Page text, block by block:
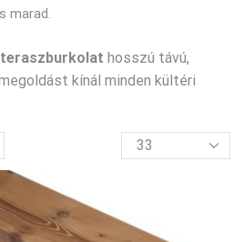
marad.
hosszú távú,
kínál minden kültéri
termék
per